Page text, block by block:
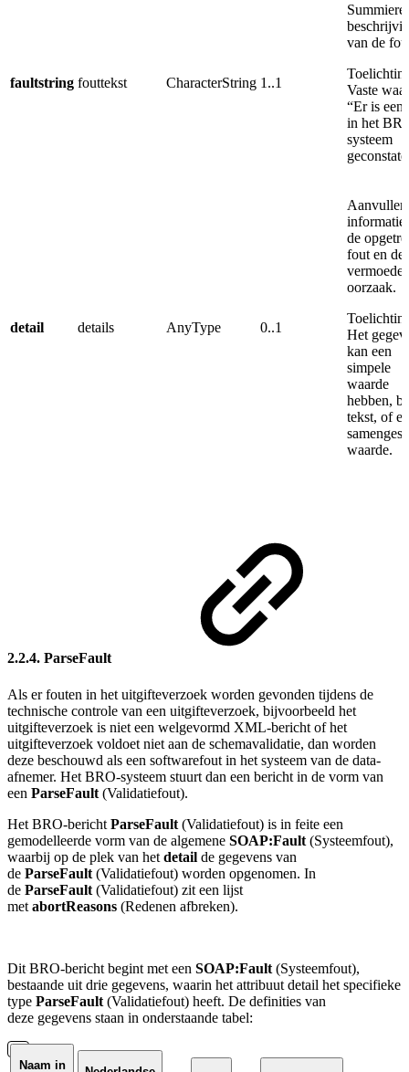
faultstring fouttekst CharacterString 1..1
Summiere
van de
Vaste
“Er is een
in het
systeem
detail details AnyType 0..1
informatie
de
fout en de
oorzaak.
Het
kan een
simpele
waarde
hebben,
tekst, of
waarde.
2.2.4. ParseFault
Als er fouten in het uitgifteverzoek worden gevonden tijdens de
technische controle van een uitgifteverzoek, bijvoorbeeld het
uitgifteverzoek is niet een welgevormd XML-bericht of het
uitgifteverzoek voldoet niet aan de schemavalidatie, dan worden
deze beschouwd als een softwarefout in het systeem van de data-
afnemer. Het BRO-systeem stuurt dan een bericht in de vorm van
een ParseFault (Validatiefout).
Het BRO-bericht ParseFault (Validatiefout) is in feite een
gemodelleerde vorm van de algemene SOAP:Fault (Systeemfout),
waarbij op de plek van het detail de gegevens van
de ParseFault (Validatiefout) worden opgenomen. In
de ParseFault (Validatiefout) zit een lijst
met abortReasons (Redenen afbreken).
Dit BRO-bericht begint met een SOAP:Fault (Systeemfout),
bestaande uit drie gegevens, waarin het attribuut detail het specifieke
type ParseFault (Validatiefout) heeft. De definities van
deze gegevens staan in onderstaande tabel:
Naam in